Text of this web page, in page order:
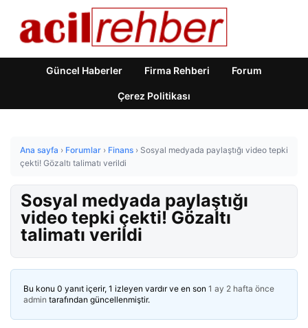
Güncel Haberler Firma Rehberi Forum
Çerez Politikası
Ana sayfa › Forumlar › Finans › Sosyal medyada paylaştığı video tepki
çekti! Gözaltı talimatı verildi
Sosyal medyada paylaştığı
video tepki çekti! Gözaltı
talimatı verildi
Bu konu 0 yanıt içerir, 1 izleyen vardır ve en son 1 ay 2 hafta önce
admin tarafından güncellenmiştir.